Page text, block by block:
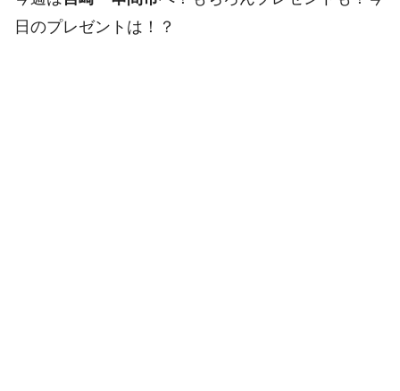
日のプレゼントは！？